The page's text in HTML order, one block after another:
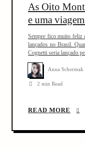
As Oito
e uma
Sempre fico muito feliz
lançados no Brasil.
Cognetti seria lançado
Montanhas outro livro
Anna Schermak
2 min Read
READ MORE